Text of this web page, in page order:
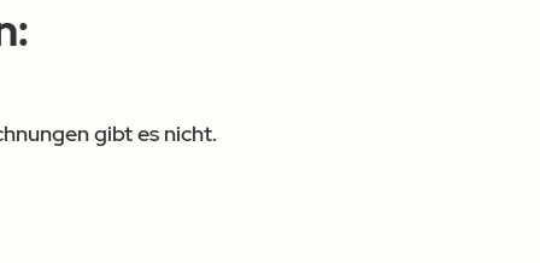
gibt es nicht.